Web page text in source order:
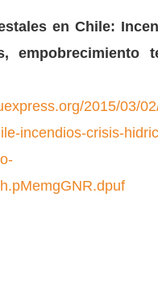
en Chile:
empobrecimiento
2015/03/
incendios-crisis-